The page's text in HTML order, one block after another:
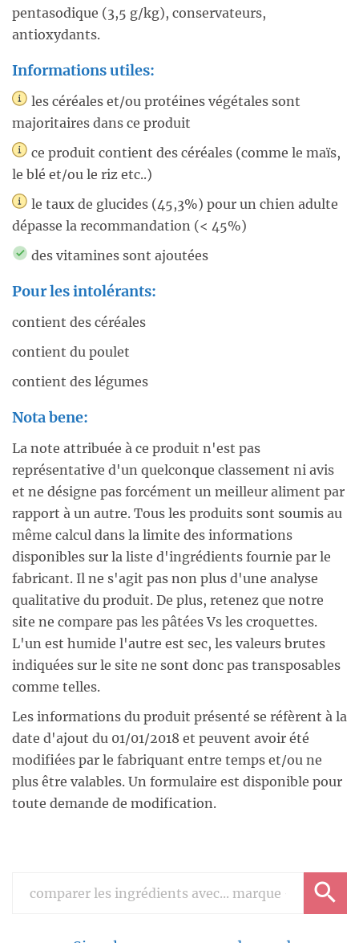
pentasodique (3,5 g/kg), conservateurs,
antioxydants.
Informations utiles:
les céréales et/ou protéines végétales sont
majoritaires dans ce produit
ce produit contient des céréales (comme le maïs,
le blé et/ou le riz etc..)
le taux de glucides (45,3%) pour un chien adulte
dépasse la recommandation (< 45%)
des vitamines sont ajoutées
Pour les intolérants:
contient des céréales
contient du poulet
contient des légumes
Nota bene:
La note attribuée à ce produit n'est pas
représentative d'un quelconque classement ni avis
et ne désigne pas forcément un meilleur aliment par
rapport à un autre. Tous les produits sont soumis au
même calcul dans la limite des informations
disponibles sur la liste d'ingrédients fournie par le
fabricant. Il ne s'agit pas non plus d'une analyse
qualitative du produit. De plus, retenez que notre
site ne compare pas les pâtées Vs les croquettes.
L'un est humide l'autre est sec, les valeurs brutes
indiquées sur le site ne sont donc pas transposables
comme telles.
Les informations du produit présenté se réfèrent à la
date d'ajout du 01/01/2018 et peuvent avoir été
modifiées par le fabriquant entre temps et/ou ne
plus être valables. Un formulaire est disponible pour
toute demande de modification.